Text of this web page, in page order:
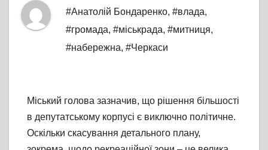
#Анатолій Бондаренко, #влада,
#громада, #міськрада, #митниця,
#набережна, #Черкаси
Міський голова зазначив, що рішення більшості
в депутатському корпусі є виключно політичне.
Оскільки скасування детального плану,